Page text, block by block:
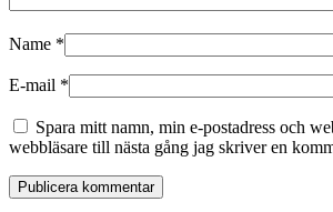
Name *
E-mail *
Spara mitt namn, min e-postadress och
webbläsare till nästa gång jag skriver en